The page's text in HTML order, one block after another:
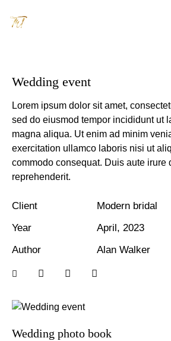
Wedding event
Lorem ipsum dolor sit amet,
sed do eiusmod tempor incididunt ut
magna aliqua. Ut enim ad minim
exercitation ullamco laboris nisi ut
commodo consequat. Duis aute irure
reprehenderit.
Client
Modern bridal
Year
April, 2023
Author
Alan Walker
Wedding photo book